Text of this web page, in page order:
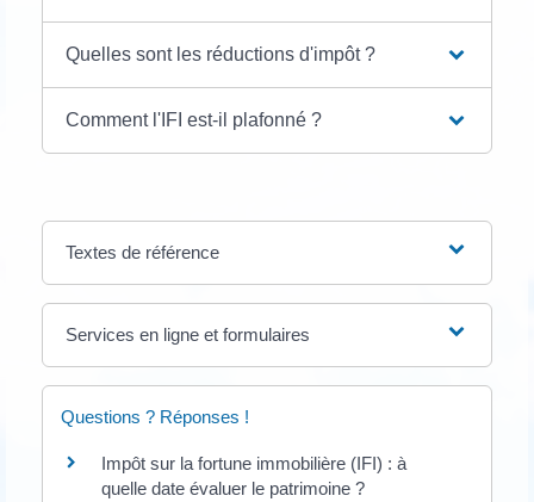
Quelles sont les réductions d'impôt ?
Comment l'IFI est-il plafonné ?
Textes de référence
Services en ligne et formulaires
Questions ? Réponses !
Impôt sur la fortune immobilière (IFI) : à
quelle date évaluer le patrimoine ?